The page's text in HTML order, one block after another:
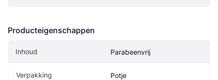
Producteigenschappen
Inhoud Parabeenvrij
Verpakking Potje